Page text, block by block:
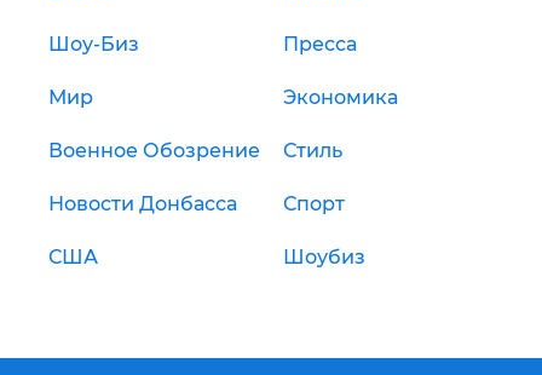
Шоу-Биз Пресса
Мир Экономика
Военное Обозрение Стиль
Новости Донбасса Спорт
США Шоубиз